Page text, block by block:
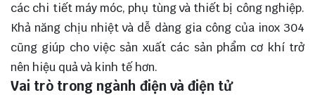
các chi tiết máy móc, phụ tùng và thiết bị công nghiệp.
Khả năng chịu nhiệt và dễ dàng gia công của inox 304
cũng giúp cho việc sản xuất các sản phẩm cơ khí trở
nên hiệu quả và kinh tế hơn.
Vai trò trong ngành điện và điện tử